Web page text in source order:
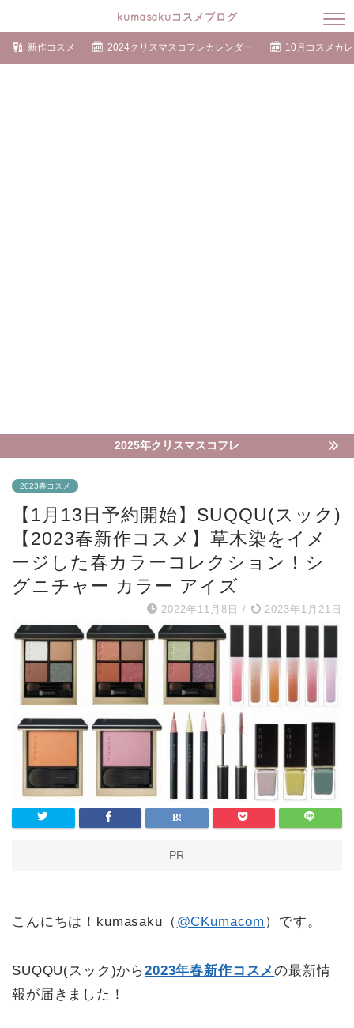
kumasakuコスメブログ
新作コスメ 2024クリスマスコフレカレンダー 10月コスメカ
2025年クリスマスコフレ
2023春コスメ
【1月13日予約開始】SUQQU(スック)
【2023春新作コスメ】草木染をイメ
ージした春カラーコレクション！シ
グニチャー カラー アイズ
2022年11月8日 / 2023年1月21日
PR
こんにちは！kumasaku（ @CKumacom ）です。
SUQQU(スック)から2023年春新作コスメの最新情
報が届きました！